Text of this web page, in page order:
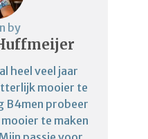
by
heel veel jaar
mooier te
B4men probeer
te maken